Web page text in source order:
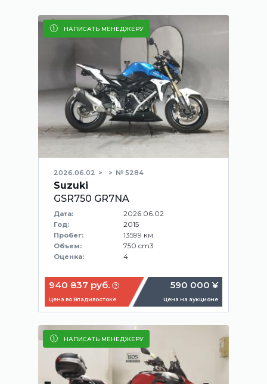
НАПИСАТЬ МЕНЕДЖЕРУ
2026.06.02 № 5284
Suzuki
GSR750 GR7NA
Дата: 2026.06.02
Год: 2015
Пробег: 13599 км
Объем: 750 cm3
Оценка: 4
940 837 руб.
Цена во Владивостоке
590 000 ¥
Цена на аукционе
НАПИСАТЬ МЕНЕДЖЕРУ